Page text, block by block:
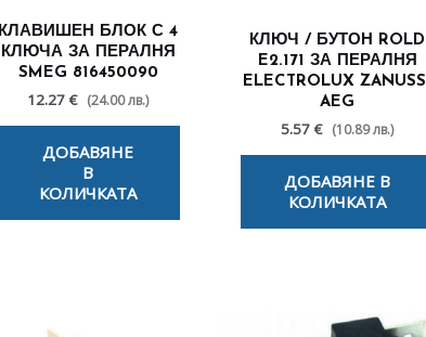
КЛАВИШЕН БЛОК С 4
КЛЮЧА ЗА ПЕРАЛНЯ
SMEG 816450090
12.27 € (24.00 лв.)
ДОБАВЯНЕ
В
КОЛИЧКАТА
КЛЮЧ / БУТОН ROLD
E2.171 ЗА ПЕРАЛНЯ
ELECTROLUX ZANUSSI
AEG
5.57 € (10.89 лв.)
ДОБАВЯНЕ В
КОЛИЧКАТА